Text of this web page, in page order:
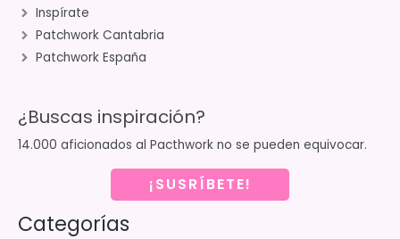
Inspírate
Patchwork Cantabria
Patchwork España
¿Buscas inspiración?
14.000 aficionados al Pacthwork no se pueden equivocar.
¡SUSRÍBETE!
Categorías